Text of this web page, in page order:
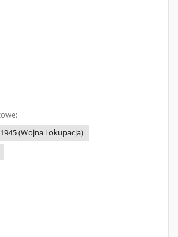
(Wojna i okupacja)